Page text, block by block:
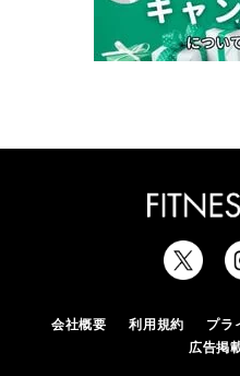
会社概要 利用規約 プラ
広告掲